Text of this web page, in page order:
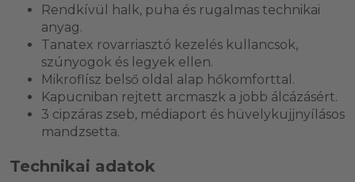
Rendkívül halk, puha és rugalmas technikai
anyag.
Tanatex rovarriasztó kezelés kullancsok,
szúnyogok és legyek ellen.
Mikroflísz belső oldal alap hőkomforttal.
Kapucniban rejtett arcmaszk a jobb álcázásért.
3 cipzáras zseb, médiaport és hüvelykujjnyílásos
mandzsetta.
Technikai adatok